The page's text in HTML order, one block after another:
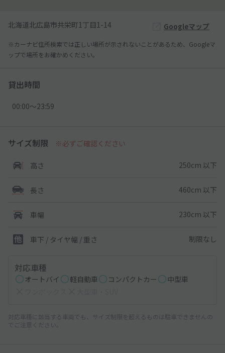
北海道北広島市共栄町1丁目1-14 Googleマップ
※カーナビ住所検索では正しい場所が示されないことがあるため、Googleマ
ップで場所をお確かめください。
貸出時間
00:00〜23:59
サイズ制限 ※必ずご確認ください
高さ 250cm 以下
長さ 460cm 以下
車幅 230cm 以下
車下 / タイヤ幅 / 重さ 制限なし
対応車種
オートバイ 軽自動車 コンパクトカー
中型車
対応車種に該当する車両でも、サイズ制限を超えるものは駐車できませんの
でご注意ください。